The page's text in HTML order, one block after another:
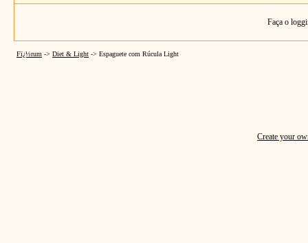
Faça o
Fï¿½rum -> Diet & Light -> Espaguete com Rúcula Light
Create your